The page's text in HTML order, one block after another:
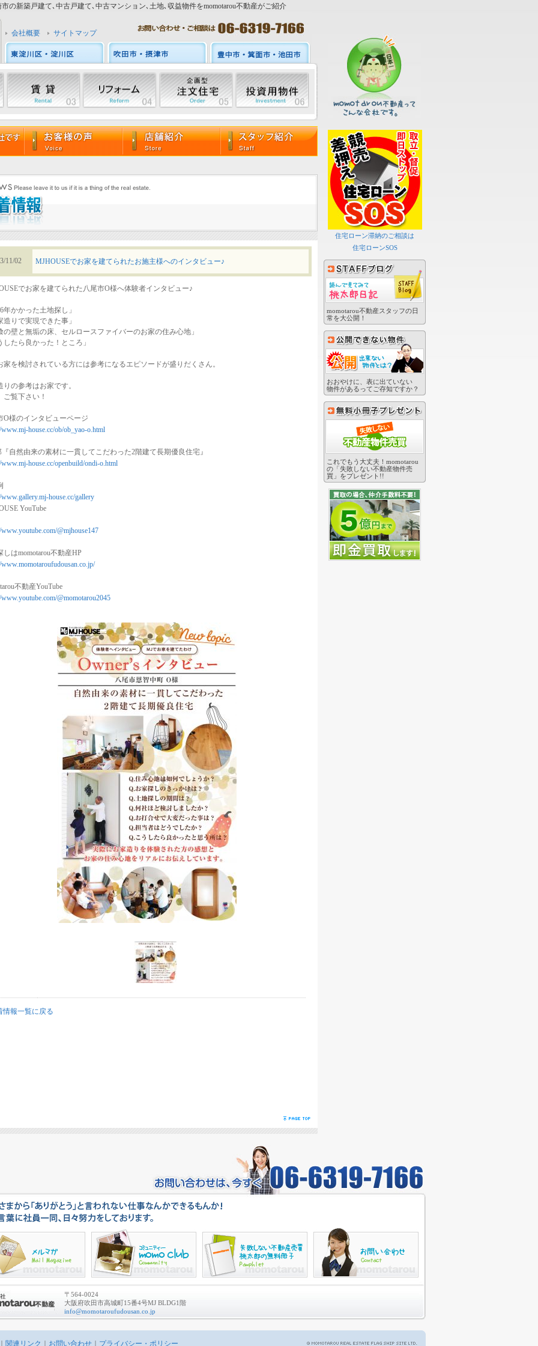
の新築戸建て､中古戸建て､中古マンション､土地､収益物件をmomotarou不動産がご紹介
会社概要 サイトマップ
住宅ローン滞納のご相談は
住宅ローンSOS
momotarou不動産スタッフの日
常を大公開！
おおやけに、表に出ていない
物件があるってご存知ですか？
これでもう大丈夫！momotarou
の「失敗しない不動産物件売
買」をプレゼント!!
11/02 MJHOUSEでお家を建てられたお施主様へのインタビュー♪
でお家を建てられた八尾市O様へ体験者インタビュー♪
年かかった土地探し」
造りで実現できた事」
の壁と無垢の床、セルロースファイバーのお家の住み心地」
したら良かった！ところ」
家を検討されている方には参考になるエピソードが盛りだくさん。
りの参考はお家です。
ご覧下さい！
O様のインタビューページ
www.mj-house.cc/ob/ob_yao-o.html
『自然由来の素材に一貫してこだわった2階建て長期優良住宅』
www.mj-house.cc/openbuild/ondi-o.html
house.cc/gallery
YouTube
@mjhouse147
しはmomotarou不動産HP
www.momotaroufudousan.co.jp/
不動産YouTube
@momotarou2045
報一覧に戻る
〒564-0024
大阪府吹田市高城町15番4号MJ BLDG1階
info@momotaroufudousan.co.jp
関連リンク お問い合わせ プライバシー・ポリシー